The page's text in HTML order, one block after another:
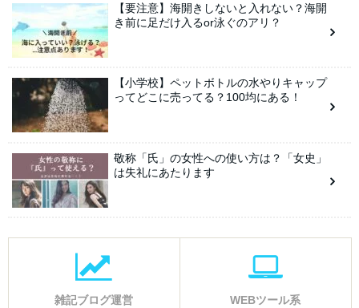
【要注意】海開きしないと入れない？海開
き前に足だけ入るor泳ぐのアリ？
【小学校】ペットボトルの水やりキャップ
ってどこに売ってる？100均にある！
敬称「氏」の女性への使い方は？「女史」
は失礼にあたります
雑記ブログ運営 WEBツール系